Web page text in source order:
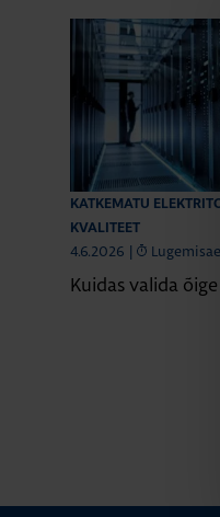
KATKEMATU
KVALITEET
4.6.2026 |
Kuidas valida õige